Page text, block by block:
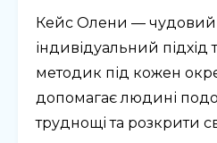
Кейс Олени — чудовий
індивідуальний підхід
методик під кожен
допомагає людині
труднощі та розкрити